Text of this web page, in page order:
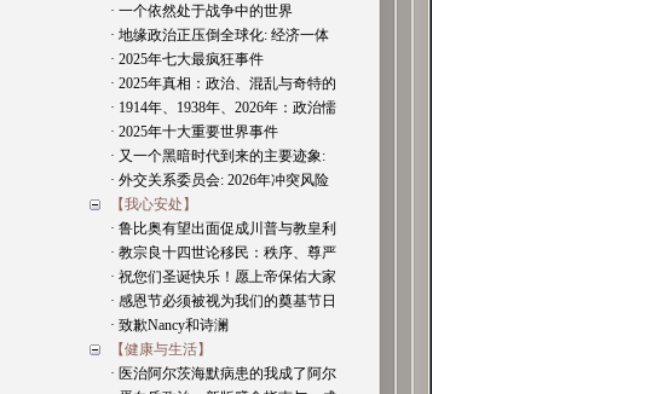
· 一个依然处于战争中的世界
· 地缘政治正压倒全球化: 经济一体
· 2025年七大最疯狂事件
· 2025年真相：政治、混乱与奇特的
· 1914年、1938年、2026年：政治懦
· 2025年十大重要世界事件
· 又一个黑暗时代到来的主要迹象:
· 外交关系委员会: 2026年冲突风险
【我心安处】
· 鲁比奥有望出面促成川普与教皇利
· 教宗良十四世论移民：秩序、尊严
· 祝您们圣诞快乐！愿上帝保佑大家
· 感恩节必须被视为我们的奠基节日
· 致歉Nancy和诗澜
【健康与生活】
· 医治阿尔茨海默病患的我成了阿尔